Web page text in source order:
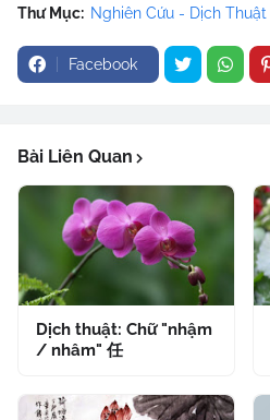
Thư Mục: Nghiên Cứu - Dịch Thuật
Facebook
Bài Liên Quan
Dịch thuật: Chữ "nhậm
/ nhâm" 任